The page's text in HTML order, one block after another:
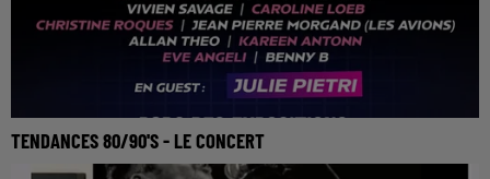
TENDANCES 80/90'S - LE CONCERT